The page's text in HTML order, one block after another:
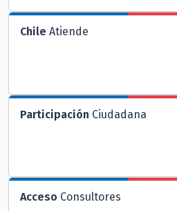
Chile Atiende
Participación Ciudadana
Acceso Consultores